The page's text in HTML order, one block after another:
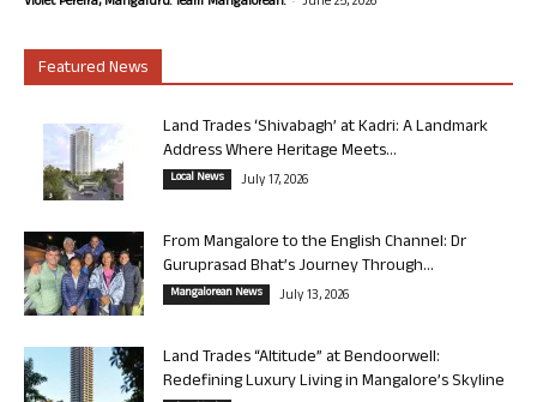
Featured News
Land Trades ‘Shivabagh’ at Kadri: A Landmark
Address Where Heritage Meets...
Local News July 17, 2026
From Mangalore to the English Channel: Dr
Guruprasad Bhat’s Journey Through...
Mangalorean News July 13, 2026
Land Trades “Altitude” at Bendoorwell:
Redefining Luxury Living in Mangalore’s Skyline